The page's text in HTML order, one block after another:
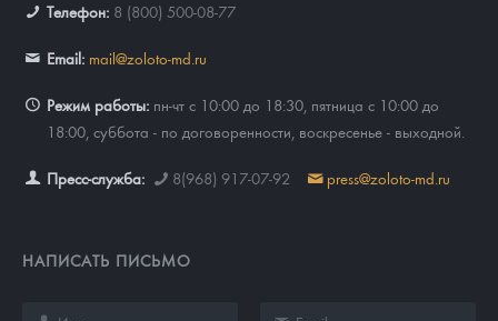
Телефон: 8 (800) 500-08-77
Email: mail@zoloto-md.ru
Режим работы: пн-чт с 10:00 до 18:30, пятница с 10:00 до
18:00, суббота - по договоренности, воскресенье - выходной.
Пресс-служба: 8(968) 917-07-92 press@zoloto-md.ru
НАПИСАТЬ ПИСЬМО